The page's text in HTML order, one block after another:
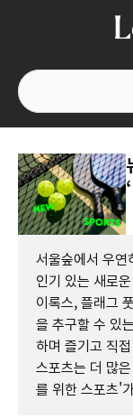
서울숲에서 우연
인기 있는 새로
이록스, 플래그
을 추구할 수 있
하며 즐기고 직
스포츠는 더 많
를 위한 스포츠'